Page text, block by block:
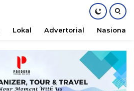
Lokal Advertorial Nasional